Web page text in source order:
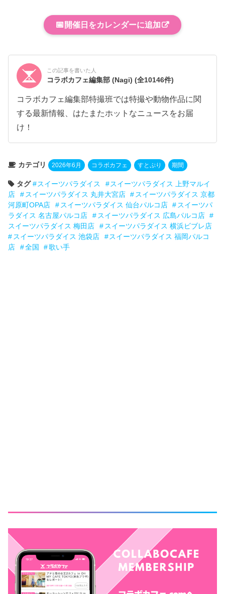
📅 開催日をカレンダーに追加
この記事を書いた人
コラボカフェ編集部 (Nagi)(全10146件)
コラボカフェ編集部特撮班では特撮や動物作品に関
する最新情報、はたまたホットなニュースをお届
け！
カテゴリ 2026年6月 コラボカフェ すとぷり 期間
タグ スイーツパラダイス
スイーツパラダイス 上野マルイ
店
スイーツパラダイス 丸井大宮店
スイーツパラダイス 京都
河原町OPA店
スイーツパラダイス 仙台パルコ店
スイーツパ
ラダイス 名古屋パルコ店
スイーツパラダイス 広島パルコ店
スイーツパラダイス 梅田店
スイーツパラダイス 横浜ビブレ店
スイーツパラダイス 池袋店
スイーツパラダイス 福岡パルコ
店
全国 歌い手